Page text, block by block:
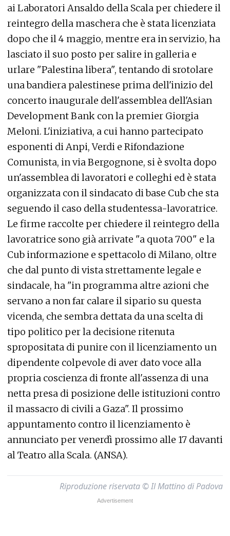
ai Laboratori Ansaldo della Scala per chiedere il
reintegro della maschera che è stata licenziata
dopo che il 4 maggio, mentre era in servizio, ha
lasciato il suo posto per salire in galleria e
urlare "Palestina libera", tentando di srotolare
una bandiera palestinese prima dell'inizio del
concerto inaugurale dell'assemblea dell'Asian
Development Bank con la premier Giorgia
Meloni. L'iniziativa, a cui hanno partecipato
esponenti di Anpi, Verdi e Rifondazione
Comunista, in via Bergognone, si è svolta dopo
un'assemblea di lavoratori e colleghi ed è stata
organizzata con il sindacato di base Cub che sta
seguendo il caso della studentessa-lavoratrice.
Le firme raccolte per chiedere il reintegro della
lavoratrice sono già arrivate "a quota 700" e la
Cub informazione e spettacolo di Milano, oltre
che dal punto di vista strettamente legale e
sindacale, ha "in programma altre azioni che
servano a non far calare il sipario su questa
vicenda, che sembra dettata da una scelta di
tipo politico per la decisione ritenuta
spropositata di punire con il licenziamento un
dipendente colpevole di aver dato voce alla
propria coscienza di fronte all'assenza di una
netta presa di posizione delle istituzioni contro
il massacro di civili a Gaza". Il prossimo
appuntamento contro il licenziamento è
annunciato per venerdì prossimo alle 17 davanti
al Teatro alla Scala. (ANSA).
Riproduzione riservata © Il Mattino di Padova